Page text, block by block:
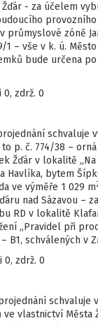
- za účelem
průmyslové zóně
1 – vše v k. ú.
bude určena
0, zdrž. 0
schvaluje
p. č. 774/38 –
Žďár v lokalitě
Havlíka, bytem
ve výměře 1 029 m
nad Sázavou –
RD v lokalitě
„Pravidel při
schválených v
0, zdrž. 0
schvaluje
vlastnictví Města